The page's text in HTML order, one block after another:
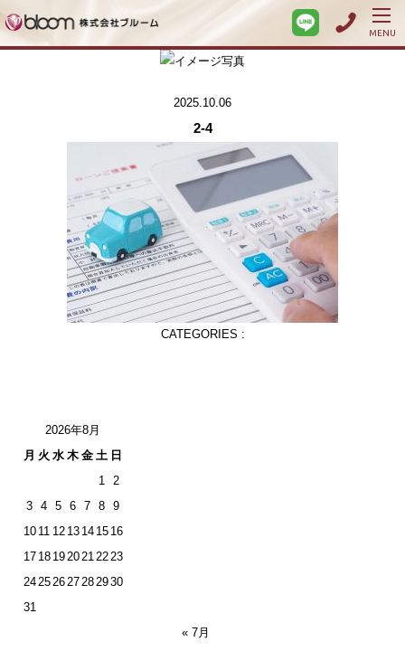
MENU
2025.10.06
2-4
CATEGORIES :
2026年8月
月 火 水 木 金 土 日
1
2
3
4 5 6 7 8
9
10 11 12 13 14 15 16
17 18 1920212223
24252627282930
31
« 7月